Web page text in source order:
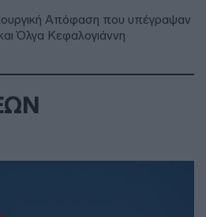
Απόφαση που υπέγραψαν
Όλγα Κεφαλογιάννη